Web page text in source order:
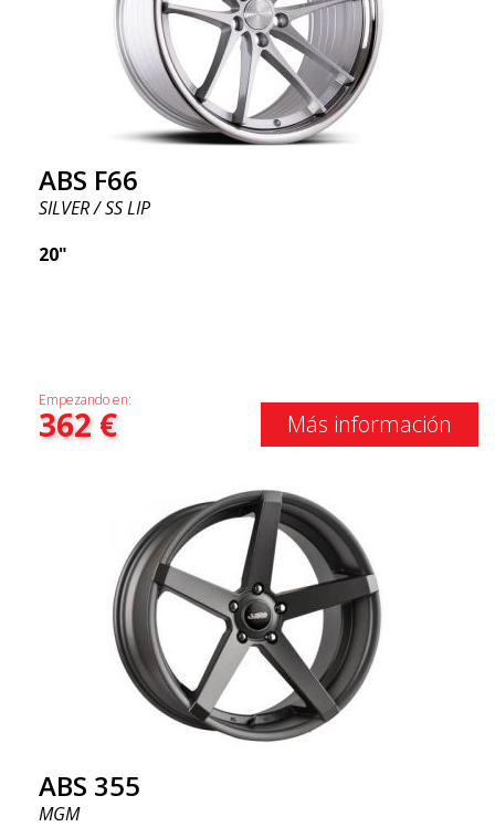
ABS F66
SILVER / SS LIP
20"
Empezando en:
362€ Más información
ABS 355
MGM